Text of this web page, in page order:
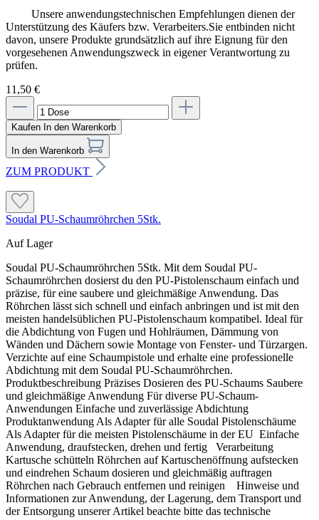
Unsere anwendungstechnischen Empfehlungen dienen der
Unterstützung des Käufers bzw. Verarbeiters.Sie entbinden nicht
davon, unsere Produkte grundsätzlich auf ihre Eignung für den
vorgesehenen Anwendungszweck in eigener Verantwortung zu
prüfen.
11,50 €
Kaufen In den Warenkorb
In den Warenkorb
ZUM PRODUKT
Soudal PU-Schaumröhrchen 5Stk.
Auf Lager
Soudal PU-Schaumröhrchen 5Stk. Mit dem Soudal PU-
Schaumröhrchen dosierst du den PU-Pistolenschaum einfach und
präzise, für eine saubere und gleichmäßige Anwendung. Das
Röhrchen lässt sich schnell und einfach anbringen und ist mit den
meisten handelsüblichen PU-Pistolenschaum kompatibel. Ideal für
die Abdichtung von Fugen und Hohlräumen, Dämmung von
Wänden und Dächern sowie Montage von Fenster- und Türzargen.
Verzichte auf eine Schaumpistole und erhalte eine professionelle
Abdichtung mit dem Soudal PU-Schaumröhrchen.
Produktbeschreibung Präzises Dosieren des PU-Schaums Saubere
und gleichmäßige Anwendung Für diverse PU-Schaum-
Anwendungen Einfache und zuverlässige Abdichtung
Produktanwendung Als Adapter für alle Soudal Pistolenschäume
Als Adapter für die meisten Pistolenschäume in der EU Einfache
Anwendung, draufstecken, drehen und fertig Verarbeitung
Kartusche schütteln Röhrchen auf Kartuschenöffnung aufstecken
und eindrehen Schaum dosieren und gleichmäßig auftragen
Röhrchen nach Gebrauch entfernen und reinigen Hinweise und
Informationen zur Anwendung, der Lagerung, dem Transport und
der Entsorgung unserer Artikel beachte bitte das technische